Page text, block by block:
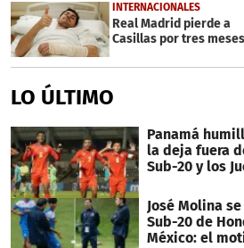
minutes,
34
seconds
INTERNACIONALES
Real Madrid pierde a
Casillas por tres meses
LO ÚLTIMO
Panamá
la deja fuera
Sub-20 y los
José Molina
Sub-20 de
México: el